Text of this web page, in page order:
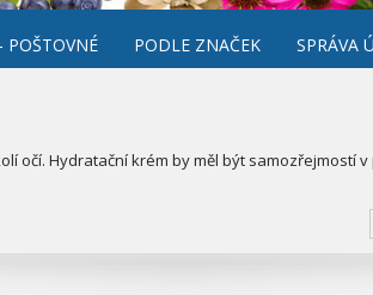
POŠTOVNÉ PODLE ZNAČEK SPRÁVA
očí. Hydratační krém by měl být samozřejmostí